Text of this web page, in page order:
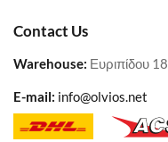
Contact Us
Warehouse: Ευριπίδου 18
E-mail: info@olvios.net